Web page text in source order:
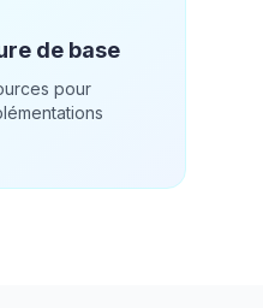
de base
pour